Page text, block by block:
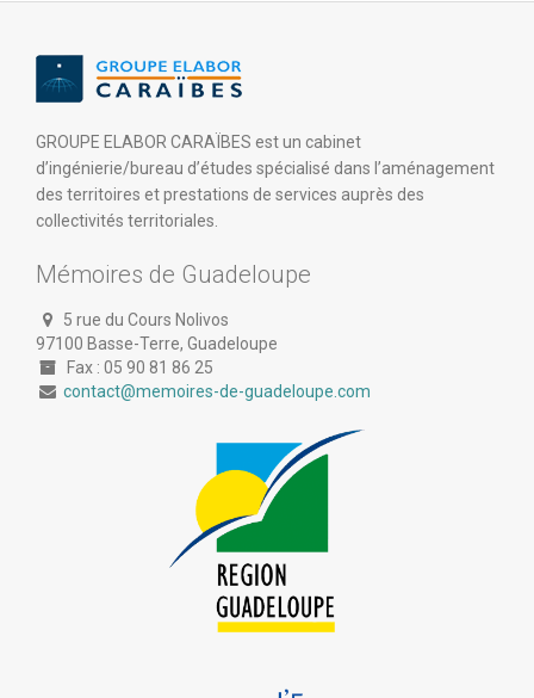
GROUPE ELABOR CARAÏBES est un cabinet
d’ingénierie/bureau d’études spécialisé dans l’aménagement
des territoires et prestations de services auprès des
collectivités territoriales.
Mémoires de Guadeloupe
5 rue du Cours Nolivos
97100 Basse-Terre, Guadeloupe
Fax : 05 90 81 86 25
contact@memoires-de-guadeloupe.com